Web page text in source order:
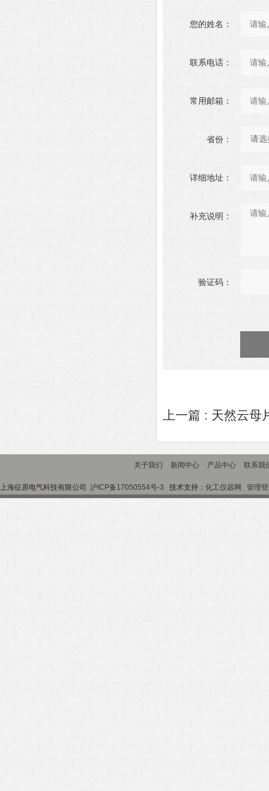
您的姓名：
联系电话：
常用邮箱：
省份：
详细地址：
补充说明：
验证码：
上一篇 : 天然云母
关于我们 新闻中心 产品中心 联系我
上海征原电气科技有限公司 沪ICP备17050554号-3 技术支持： 化工仪器网 管理